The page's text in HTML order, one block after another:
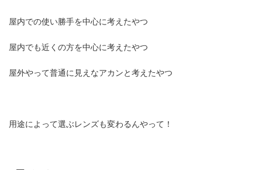
屋内での使い勝手を中心に考えたやつ
屋内でも近くの方を中心に考えたやつ
屋外やって普通に見えなアカンと考えたやつ
用途によって選ぶレンズも変わるんやって！